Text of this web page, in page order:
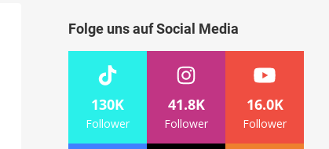
Folge uns auf Social Media
130K
Follower
41.8K
Follower
16.0K
Follower